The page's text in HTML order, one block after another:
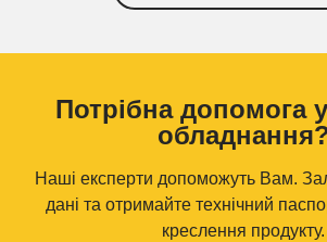
Потрібна допомога
Наші експерти допоможуть Вам.
дані та отримайте технічний
креслення продукту.